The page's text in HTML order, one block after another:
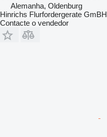
Alemanha, Oldenburg
Hinrichs Flurfordergerate GmBH
Contacte o vendedor